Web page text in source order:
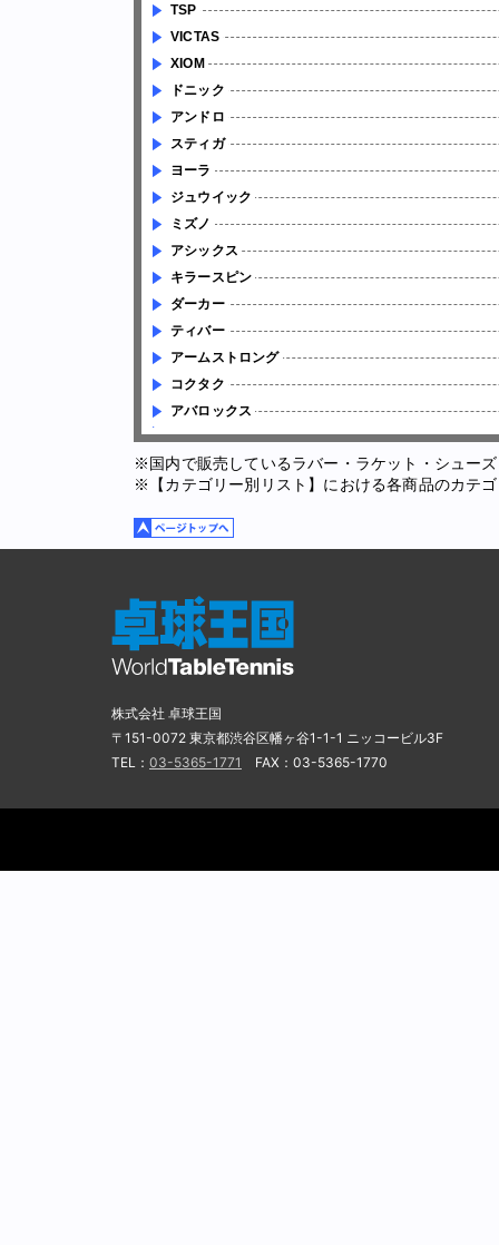
TSP
VICTAS
XIOM
ドニック
アンドロ
スティガ
ヨーラ
ジュウイック
ミズノ
アシックス
キラースピン
ダーカー
ティバー
アームストロング
コクタク
アバロックス
※国内で販売しているラバー・ラケット・シュー
※【カテゴリー別リスト】における各商品のカテ
株式会社 卓球王国
〒151-0072 東京都渋谷区幡ヶ谷1-1-1 ニッコービル3F
TEL： 03-5365-1771 FAX：03-5365-1770